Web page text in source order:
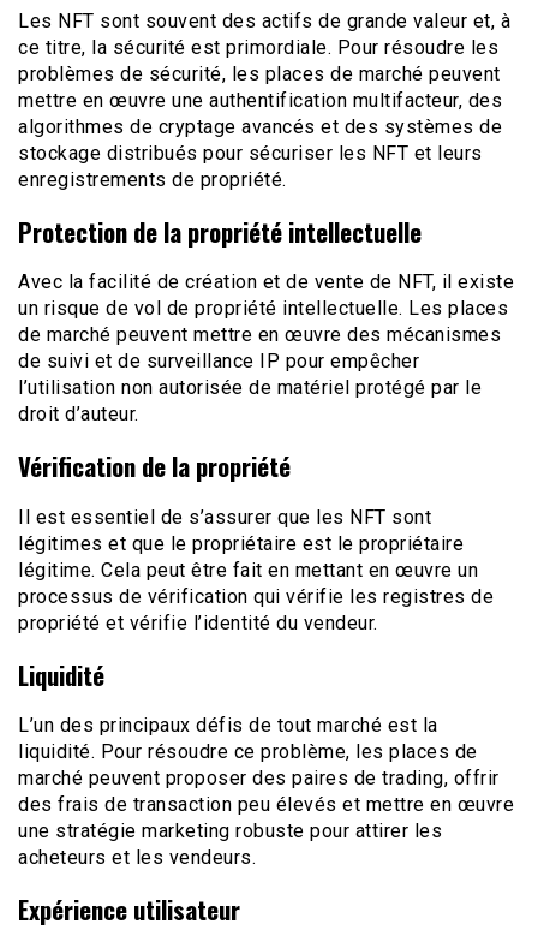
Les NFT sont souvent des actifs de grande valeur et, à
ce titre, la sécurité est primordiale. Pour résoudre les
problèmes de sécurité, les places de marché peuvent
mettre en œuvre une authentification multifacteur, des
algorithmes de cryptage avancés et des systèmes de
stockage distribués pour sécuriser les NFT et leurs
enregistrements de propriété.
Protection de la propriété intellectuelle
Avec la facilité de création et de vente de NFT, il existe
un risque de vol de propriété intellectuelle. Les places
de marché peuvent mettre en œuvre des mécanismes
de suivi et de surveillance IP pour empêcher
l’utilisation non autorisée de matériel protégé par le
droit d’auteur.
Vérification de la propriété
Il est essentiel de s’assurer que les NFT sont
légitimes et que le propriétaire est le propriétaire
légitime. Cela peut être fait en mettant en œuvre un
processus de vérification qui vérifie les registres de
propriété et vérifie l’identité du vendeur.
Liquidité
L’un des principaux défis de tout marché est la
liquidité. Pour résoudre ce problème, les places de
marché peuvent proposer des paires de trading, offrir
des frais de transaction peu élevés et mettre en œuvre
une stratégie marketing robuste pour attirer les
acheteurs et les vendeurs.
Expérience utilisateur